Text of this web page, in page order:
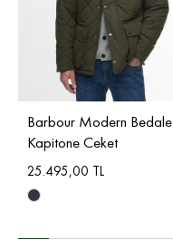
Barbour Modern Bedale
Kapitone Ceket
25.495,00 TL